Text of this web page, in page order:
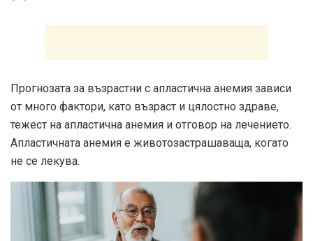
Прогнозата за възрастни с апластична анемия зависи
от много фактори, като възраст и цялостно здраве,
тежест на апластична анемия и отговор на лечението.
Апластичната анемия е животозастрашаваща, когато
не се лекува.